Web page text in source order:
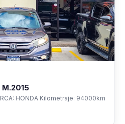
M.2015
HONDA Kilometraje: 94000km